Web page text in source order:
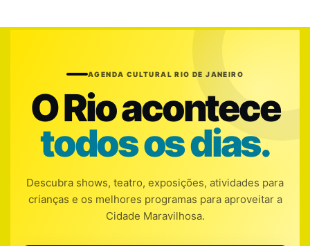
AGENDA CULTURAL RIO DE JANEIRO
O Rio acontece
todos os dias.
Descubra shows, teatro, exposições, atividades para
crianças e os melhores programas para aproveitar a
Cidade Maravilhosa.